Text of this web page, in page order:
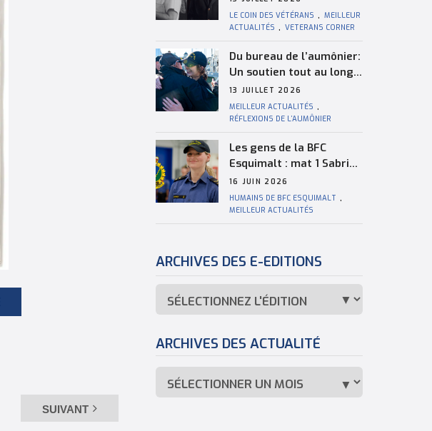
SUIVANT
royale canadienne
LE COIN DES VÉTÉRANS , MEILLEUR
ACTUALITÉS , VETERANS CORNER
Du bureau de l’aumônier:
Un soutien tout au long
de la saison de
navigation
13 JUILLET 2026
MEILLEUR ACTUALITÉS ,
RÉFLEXIONS DE L’AUMÔNIER
Les gens de la BFC
Esquimalt : mat 1 Sabrina
Holmes
16 JUIN 2026
HUMAINS DE BFC ESQUIMALT ,
MEILLEUR ACTUALITÉS
ARCHIVES DES E-EDITIONS
ARCHIVES DES ACTUALITÉ